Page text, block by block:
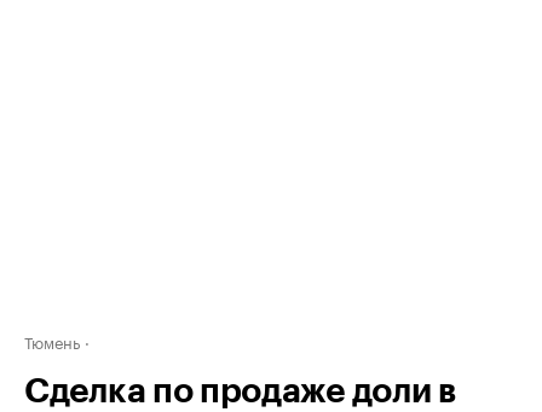
Тюмень
Сделка по продаже доли в